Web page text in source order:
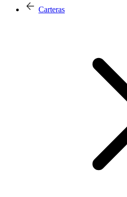
Carteras